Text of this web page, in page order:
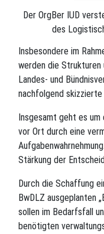
Der OrgBer IUD
des
Insbesondere im
werden die
Landes- und
nachfolgend
Insgesamt geht es
vor Ort durch eine
Stärkung der
Durch die Schaffung
BwDLZ ausgeplanten
sollen im Bedarfsfall
benötigten